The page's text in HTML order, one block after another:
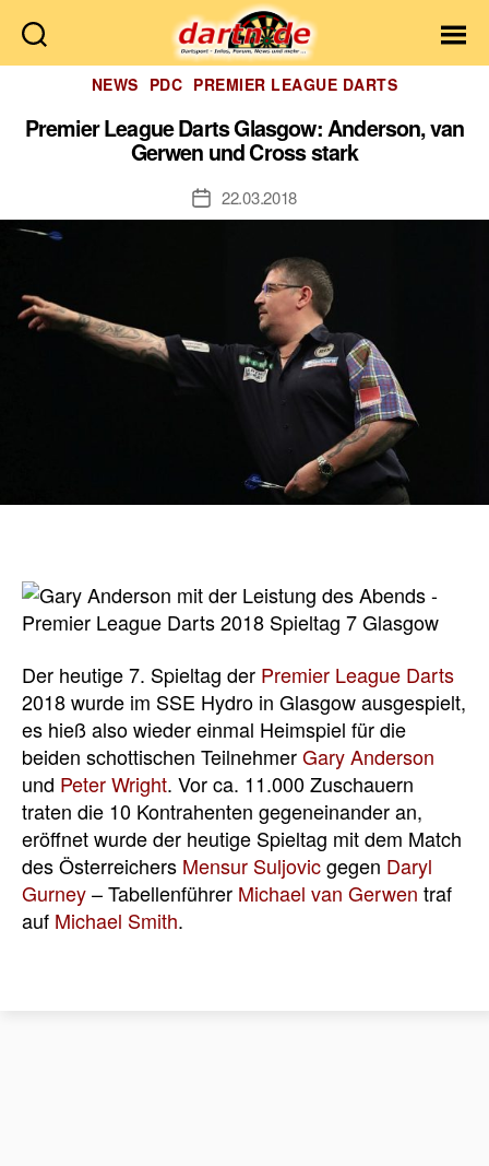
Dartn.de
Kategorien
NEWS PDC PREMIER LEAGUE DARTS
Premier League Darts Glasgow: Anderson, van
Gerwen und Cross stark
Veröffentlichungsdatum
22.03.2018
Der heutige 7. Spieltag der Premier League Darts
2018 wurde im SSE Hydro in Glasgow ausgespielt,
es hieß also wieder einmal Heimspiel für die
beiden schottischen TeilnehmerGary Anderson
und Peter Wright. Vor ca. 11.000 Zuschauern
traten die 10 Kontrahenten gegeneinander an,
eröffnet wurde der heutige Spieltag mit dem Match
des Österreichers Mensur Suljovicgegen Daryl
Gurney– Tabellenführer Michael van Gerwen traf
auf Michael Smith.